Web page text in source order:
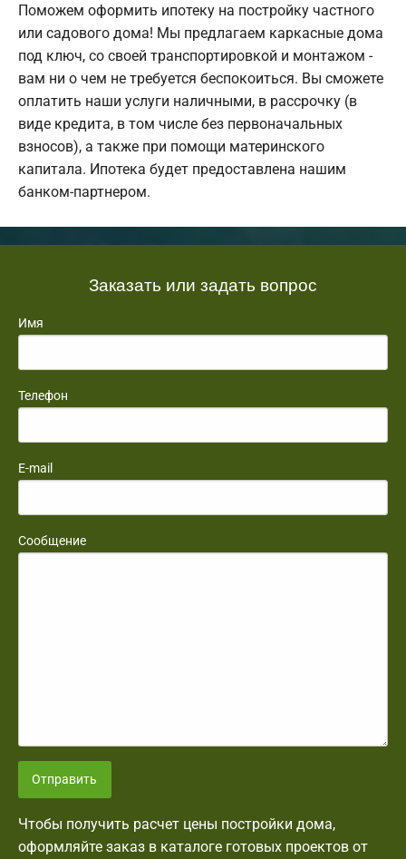
Поможем оформить ипотеку на постройку частного
или садового дома! Мы предлагаем каркасные дома
под ключ, со своей транспортировкой и монтажом -
вам ни о чем не требуется беспокоиться. Вы сможете
оплатить наши услуги наличными, в рассрочку (в
виде кредита, в том числе без первоначальных
взносов), а также при помощи материнского
капитала. Ипотека будет предоставлена нашим
банком-партнером.
Заказать или задать вопрос
Имя
Телефон
E-mail
Сообщение
Отправить
Чтобы получить расчет цены постройки дома,
оформляйте заказ в каталоге готовых проектов от